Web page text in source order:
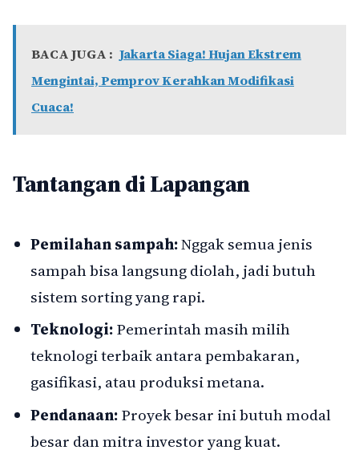
BACA JUGA : Jakarta Siaga! Hujan Ekstrem
Mengintai, Pemprov Kerahkan Modifikasi
Cuaca!
Tantangan di Lapangan
Pemilahan sampah:Nggak semua jenis
sampah bisa langsung diolah, jadi butuh
sistem sorting yang rapi.
Teknologi:Pemerintah masih milih
teknologi terbaik antara pembakaran,
gasifikasi, atau produksi metana.
Pendanaan:Proyek besar ini butuh modal
besar dan mitra investor yang kuat.